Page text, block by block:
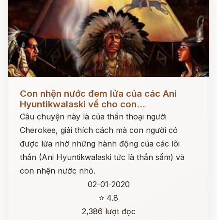
Con nhện nước đem lửa của các Ani
Hyuntikwalaski về cho con...
Câu chuyện này là của thần thoại người
Cherokee, giải thích cách mà con người có
được lửa nhờ những hành động của các lôi
thần (Ani Hyuntikwalaski tức là thần sấm) và
con nhện nước nhỏ.
02-01-2020
⭐ 4.8
2,386 lượt đọc